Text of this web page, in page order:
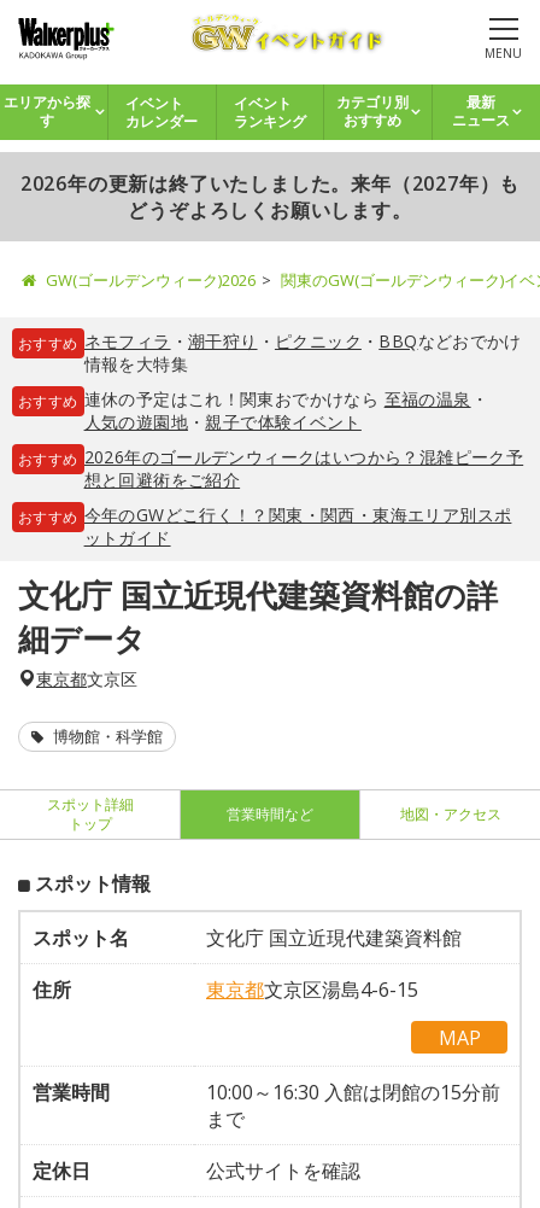
MENU
エリアから探
す
イベント
カレンダー
イベント
ランキング
カテゴリ別
おすすめ
最新
ニュース
2026年の更新は終了いたしました。来年（2027年）も
どうぞよろしくお願いします。
GW(ゴールデンウィーク)2026 関東のGW(ゴールデンウィーク)イ
おすすめ ネモフィラ ・ 潮干狩り ・ ピクニック ・ BBQなどおでかけ
情報を大特集
おすすめ 連休の予定はこれ！関東おでかけなら 至福の温泉 ・
人気の遊園地・親子で体験イベント
おすすめ 2026年のゴールデンウィークはいつから？混雑ピーク予
想と回避術をご紹介
おすすめ 今年のGWどこ行く！？関東・関西・東海エリア別スポ
ットガイド
文化庁 国立近現代建築資料館の詳
細データ
東京都文京区
博物館・科学館
スポット詳細
トップ
営業時間など 地図・アクセス
スポット情報
スポット名
文化庁 国立近現代建築資料館
住所
東京都文京区湯島4-6-15
MAP
営業時間
10:00～16:30 入館は閉館の15分前
まで
定休日
公式サイトを確認